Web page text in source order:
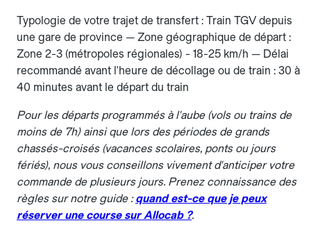
Typologie de votre trajet de transfert : Train TGV depuis
une gare de province — Zone géographique de départ :
Zone 2-3 (métropoles régionales) - 18-25 km/h — Délai
recommandé avant l'heure de décollage ou de train : 30 à
40 minutes avant le départ du train
Pour les départs programmés à l'aube (vols ou trains de
moins de 7h) ainsi que lors des périodes de grands
chassés-croisés (vacances scolaires, ponts ou jours
fériés), nous vous conseillons vivement d'anticiper votre
commande de plusieurs jours. Prenez connaissance des
règles sur notre guide :quand est-ce que je peux
réserver une course sur Allocab ?.